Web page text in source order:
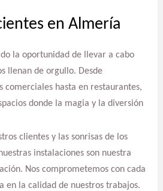
en Almería
la oportunidad de llevar a cabo
llenan de orgullo. Desde
comerciales hasta en restaurantes,
donde la magia y la diversión
clientes y las sonrisas de los
instalaciones son nuestra
Nos comprometemos con cada
en la calidad de nuestros trabajos.